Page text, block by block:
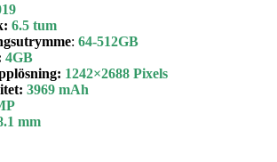
: 6.5 tum
: 64-512GB
4GB
1242×2688 Pixels
: 3969 mAh
mm